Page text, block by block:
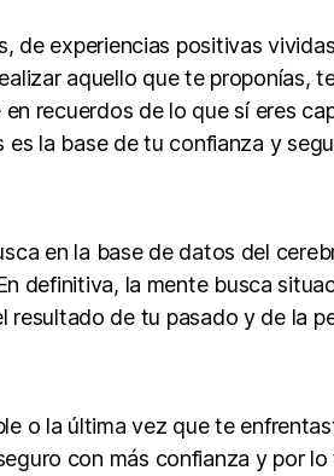
de experiencias positivas
aquello que te proponías,
recuerdos de lo que sí eres
es la base de tu confianza y
en la base de datos del
definitiva, la mente busca
resultado de tu pasado y de la
o la última vez que te
con más confianza y por